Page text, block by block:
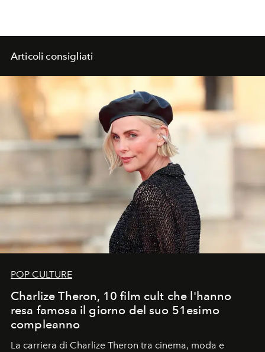
Articoli consigliati
POP CULTURE
Charlize Theron, 10 film cult che l'hanno
resa famosa il giorno del suo 51esimo
compleanno
La carriera di Charlize Theron tra cinema, moda e